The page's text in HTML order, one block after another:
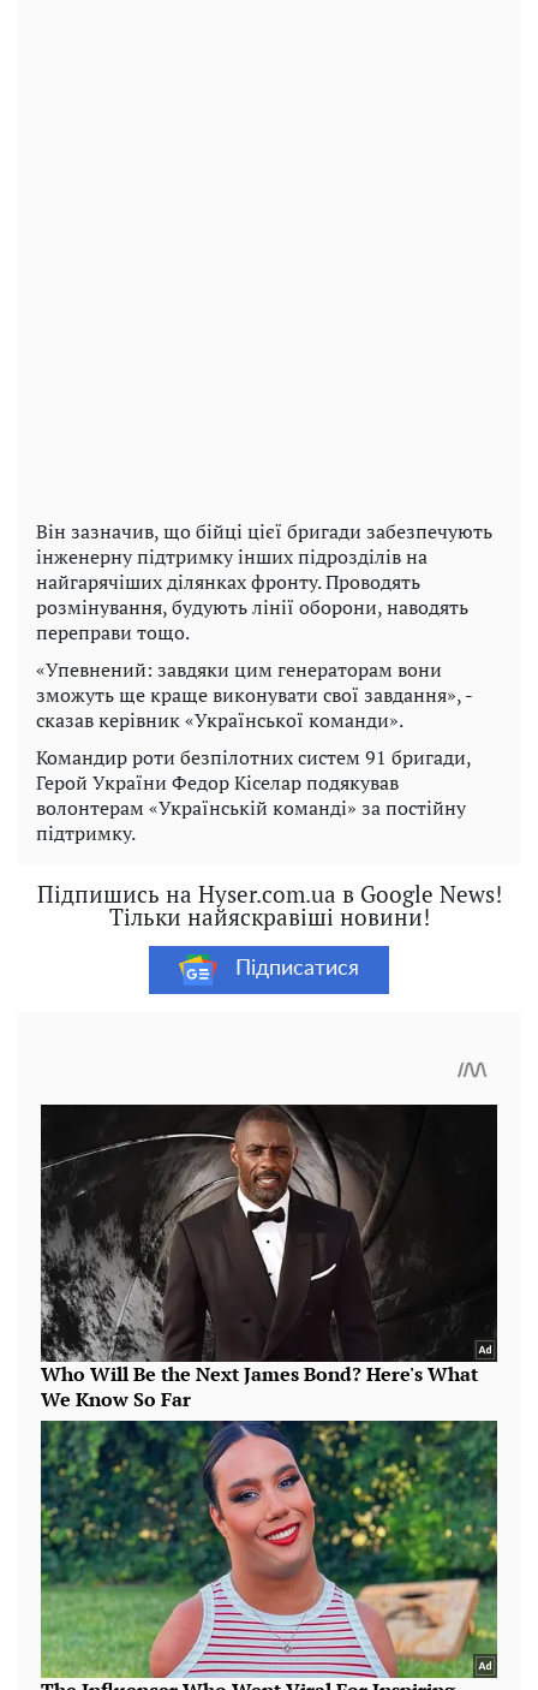
Він зазначив, що бійці цієї бригади забезпечують
інженерну підтримку інших підрозділів на
найгарячіших ділянках фронту. Проводять
розмінування, будують лінії оборони, наводять
переправи тощо.
«Упевнений: завдяки цим генераторам вони
зможуть ще краще виконувати свої завдання», -
сказав керівник «Української команди».
Командир роти безпілотних систем 91 бригади,
Герой України Федор Кіселар подякував
волонтерам «Українській команді» за постійну
підтримку.
Підпишись на Hyser.com.ua в Google News!
Тільки найяскравіші новини!
Підписатися